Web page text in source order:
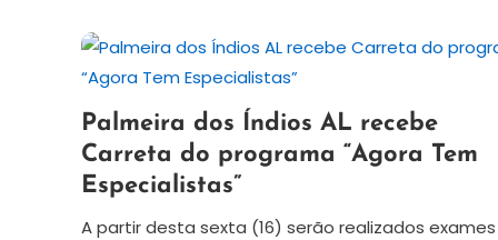
15
de
janeiro
de
2026
Maurilio
Palmeira dos Índios AL recebe
Carreta do programa “Agora Tem
Especialistas”
A partir desta sexta (16) serão realizados